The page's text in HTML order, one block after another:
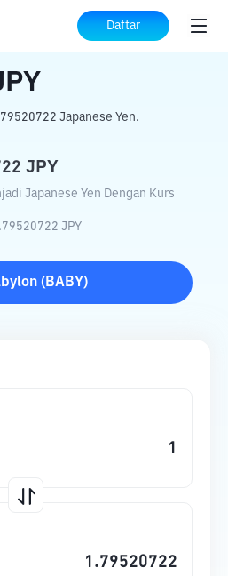
Daftar
BABY JPY
Japanese Yen.
JPY
Japanese Yen Dengan Kurs
JPY
( BABY)